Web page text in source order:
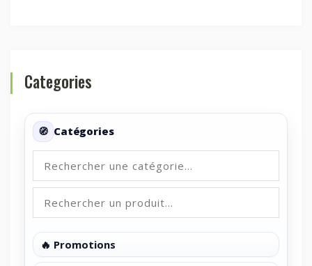
Categories
Catégories
🔥 Promotions